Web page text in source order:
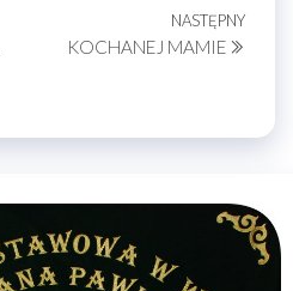
NASTĘPNY
KOCHANEJ MAMIE